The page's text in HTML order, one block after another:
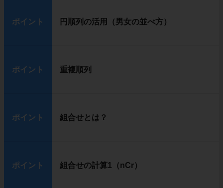
ポイント 円順列の活用（男女の並べ方）
ポイント 重複順列
ポイント 組合せとは？
ポイント 組合せの計算1（nCr）